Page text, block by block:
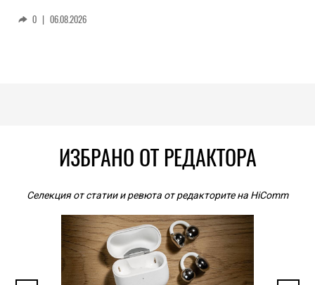
0 | 06.08.2026
ИЗБРАНО ОТ РЕДАКТОРА
Селекция от статии и ревюта от редакторите на HiComm